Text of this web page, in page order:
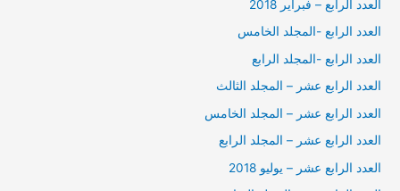
العدد الرابع – فبراير 2018
العدد الرابع -المجلد الخامس
العدد الرابع -المجلد الرابع
العدد الرابع عشر – المجلد الثالث
العدد الرابع عشر – المجلد الخامس
العدد الرابع عشر – المجلد الرابع
العدد الرابع عشر – يوليو 2018